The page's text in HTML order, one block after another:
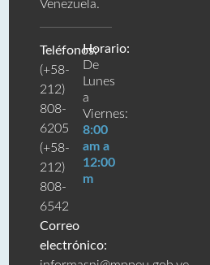
Venezuela.
Teléfonos:
(+58-
212)
808-
6205
(+58-
212)
808-
6542
Correo
electrónico:
Horario:
De
Lunes
a
Viernes:
8:00
am a
12:00
m